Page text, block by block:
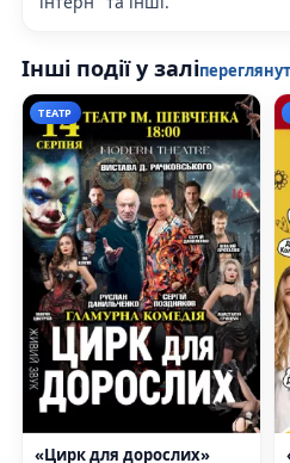
Інші події у залі
ТЕАТР
«Цирк для дорослих»